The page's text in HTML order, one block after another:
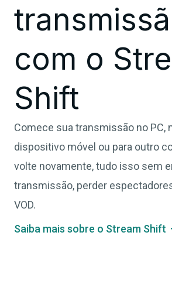
com o
Shift
Comece sua transmissão no PC,
dispositivo móvel ou para outro
volte novamente, tudo isso sem
transmissão, perder
VOD.
Saiba mais sobre o Stream Shift